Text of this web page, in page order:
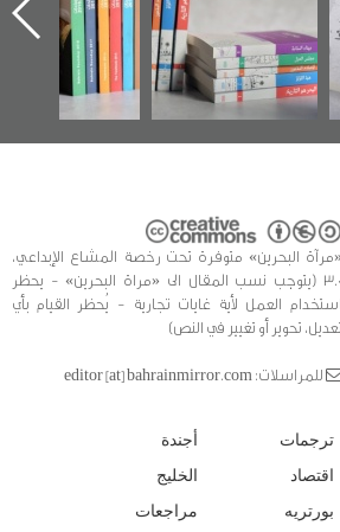
في سلسلة من 5
كتب
«مرآة البحرين» متوفرة تحت رخصة المشاع الإبداعي،
3.0 (يتوجب نسب المقال الى «مراة البحرين» - يحظر
استخدام العمل لأية غايات تجارية - يُحظر القيام بأي
تعديل، تحوير أو تغيير في النص)
للمراسلات: editor [at] bahrainmirror.com
ترجمات
اقتصاد
بورتريه
أجندة
الخليج
مراجعات